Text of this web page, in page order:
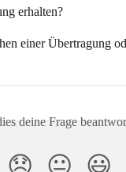
erhalten?
einer Übertragung
deine Frage
😞 😐 😃